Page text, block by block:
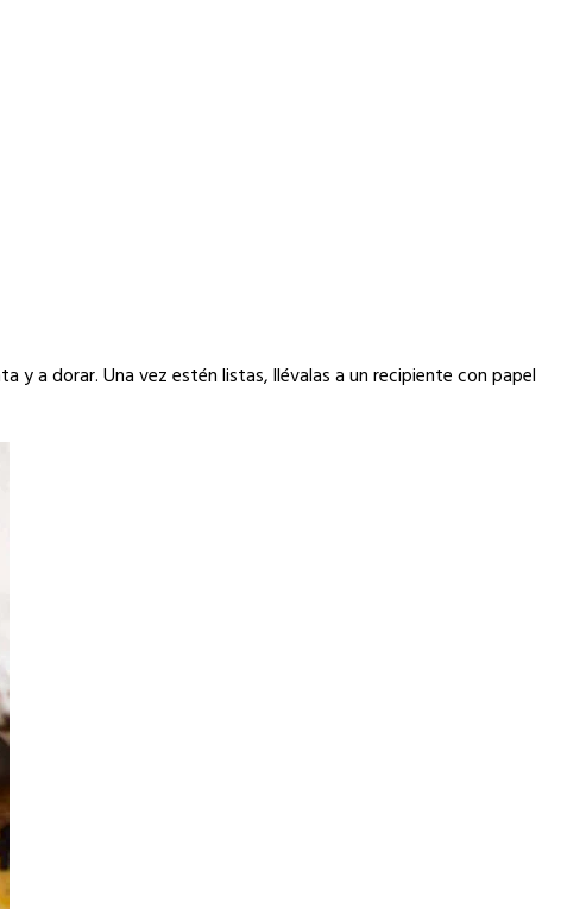
y a dorar. Una vez estén listas, llévalas a un recipiente con papel